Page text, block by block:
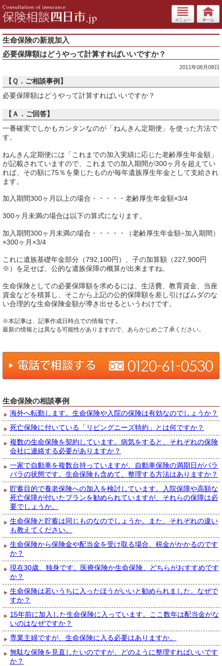
生命保険の新規加入
必要保障額はどうやって計算すればいいですか？
2011年08月08日
【Ｑ．ご相談事例】
必要保障額はどうやって計算すればいいですか？
【Ａ．ご回答】
一番確実でしかもカンタンなのが「ねんきん定期便」を使った方法で
す。
ねんきん定期便には「これまでの加入実績に応じた老齢厚生年金額」
が記載されていますので、これまでの加入期間が300ヶ月を超えてい
れば、その額に75％を乗じたものが毎年遺族厚生年金として支給され
ます。
加入期間300ヶ月以上の場合・・・・・老齢厚生年金額×3/4
300ヶ月未満の場合は以下の算式になります。
加入期間300ヶ月未満の場合・・・・・（老齢厚生年金額÷加入期間）
×300ヶ月×3/4
これに遺族基礎年金部分（792,100円）、子の加算額（227,900円
※）を足せば、公的な遺族保障の概算が出来ますね。
生命保険としての必要保障額を求めるには、生活費、教育資金、当座
資金などを積算し、そこから上記の公的保障額を差し引けばムダのな
い合理的な生命保険金額が導き出せるというわけです。
※本記事は、記事作成日時点での情報です。
最新の情報とは異なる可能性がありますので、あらかじめご了承ください。
生命保険の相談事例
海外へ転勤します。生命保険や入院の保険は有効なのでしょうか？
死亡保険に付いている「リビングニーズ特約」とは何ですか？
複数の生命保険を契約しています。病気をすると、それぞれの保険
会社に連絡する必要がありますか？
一家で自動車を複数台持っていますが、自動車保険の満期日がバラ
バラの状態です。生命保険も含めて、整理する方法はありますか？
貯蓄目的で養老保険への加入を検討しています。入院保障や高額な
死亡保障が付いたプランを勧められていますが、それらの保障は必
要でしょうか。
生命保険と貯蓄は同じものなのでしょうか。また、それぞれの違い
も教えてください。
生命保険から保険金や配当金を受け取る場合、税金がかかるのです
か？
現在30歳、独身です。医療保険か生命保険、どちらがおすすめです
か？
生命保険は若いうちに入ったほうがいいと勧められました。なぜで
すか？
15年前に加入した生命保険に入っています。ここ数年は配当金がな
いのはなぜですか？
専業主婦ですが、生命保険に入る必要はありますか。
無駄な保険を見直したいのですが、どのように整理すればいいです
か？